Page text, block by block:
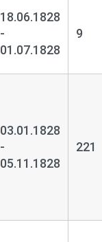
18.06.1828
-
01.07.1828
9
03.01.1828
-
05.11.1828
221